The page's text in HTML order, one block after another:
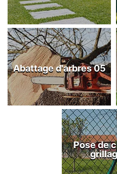
Abattage d'arbres 05
Pose de